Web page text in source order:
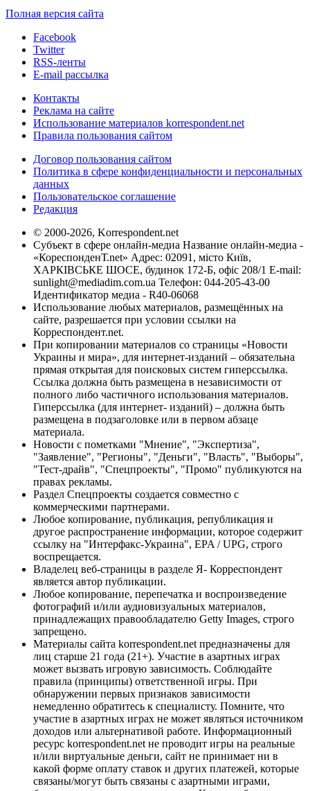
Полная версия сайта
Facebook
Twitter
RSS-ленты
E-mail рассылка
Контакты
Реклама на сайте
Использование материалов korrespondent.net
Правила пользования сайтом
Договор пользования сайтом
Политика в сфере конфиденциальности и персональных
данных
Пользовательское соглашение
Редакция
© 2000-2026, Korrespondent.net
Субъект в сфере онлайн-медиа Название онлайн-медиа -
«КореспонденТ.net» Адрес: 02091, місто Київ,
ХАРКІВСЬКЕ ШОСЕ, будинок 172-Б, офіс 208/1 E-mail:
sunlight@mediadim.com.ua Телефон: 044-205-43-00
Идентификатор медиа - R40-06068
Использование любых материалов, размещённых на
сайте, разрешается при условии ссылки на
Корреспондент.net.
При копировании материалов со страницы «Новости
Украины и мира», для интернет-изданий – обязательна
прямая открытая для поисковых систем гиперссылка.
Ссылка должна быть размещена в независимости от
полного либо частичного использования материалов.
Гиперссылка (для интернет- изданий) – должна быть
размещена в подзаголовке или в первом абзаце
материала.
Новости с пометками "Мнение", "Экспертиза",
"Заявление", "Регионы", "Деньги", "Власть", "Выборы",
"Тест-драйв", "Спецпроекты", "Промо" публикуются на
правах рекламы.
Раздел Спецпроекты создается совместно с
коммерческими партнерами.
Любое копирование, публикация, републикация и
другое распространение информации, которое содержит
ссылку на "Интерфакс-Украина", EPA / UPG, строго
воспрещается.
Владелец веб-страницы в разделе Я- Корреспондент
является автор публикации.
Любое копирование, перепечатка и воспроизведение
фотографий и/или аудиовизуальных материалов,
принадлежащих правообладателю Getty Images, строго
запрещено.
Материалы сайта korrespondent.net предназначены для
лиц старше 21 года (21+). Участие в азартных играх
может вызвать игровую зависимость. Соблюдайте
правила (принципы) ответственной игры. При
обнаружении первых признаков зависимости
немедленно обратитесь к специалисту. Помните, что
участие в азартных играх не может являться источником
доходов или альтернативой работе. Информационный
ресурс korrespondent.net не проводит игры на реальные
и/или виртуальные деньги, сайт не принимает ни в
какой форме оплату ставок и других платежей, которые
связаны/могут быть связаны с азартными играми,